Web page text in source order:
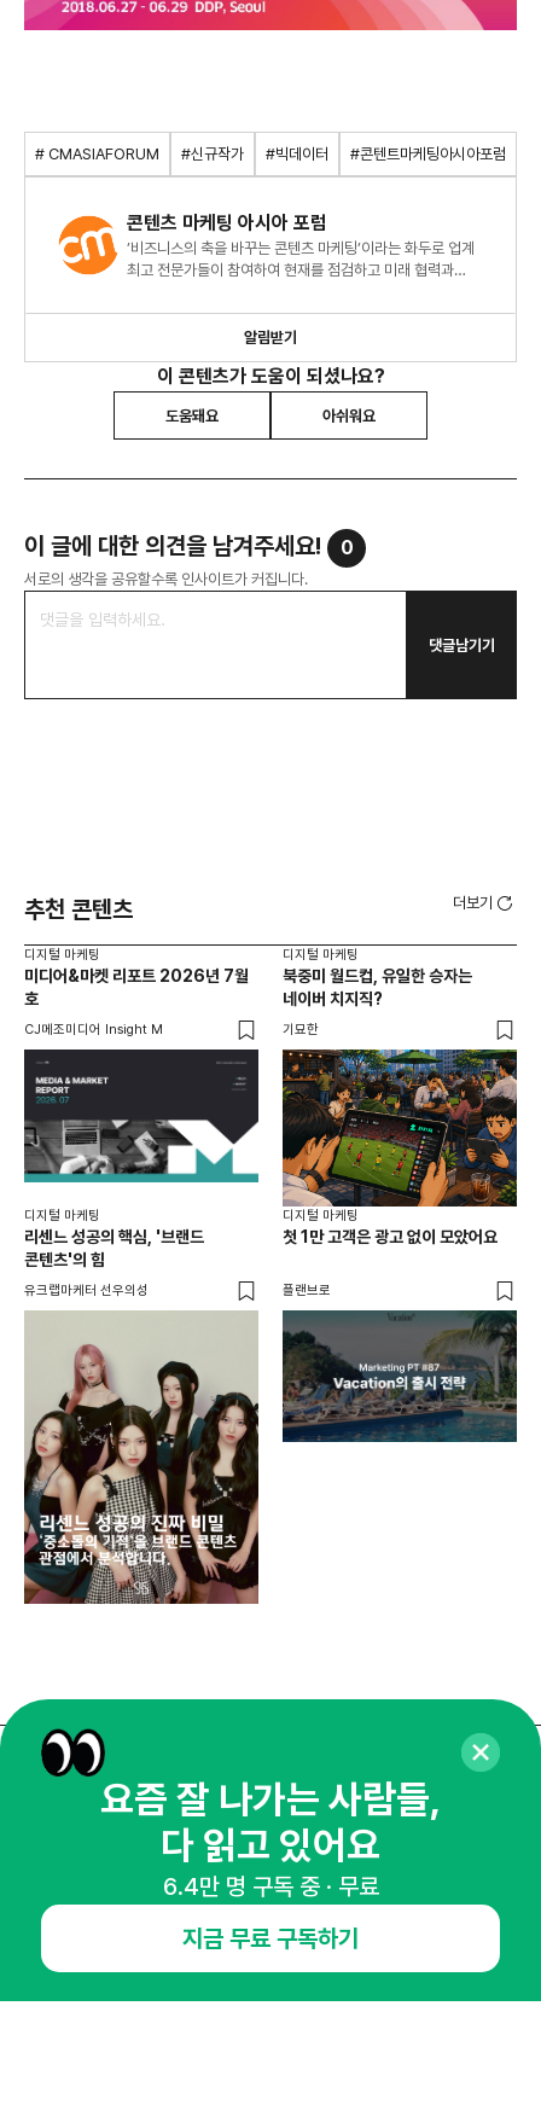
# CMASIAFORUM #신규작가 #빅데이터 #콘텐트마케팅아시아포럼
콘텐츠 마케팅 아시아 포럼
’비즈니스의 축을 바꾸는 콘텐츠 마케팅’이라는 화두로 업계
최고 전문가들이 참여하여 현재를 점검하고 미래 협력과
알림받기
이 콘텐츠가 도움이 되셨나요?
도움돼요 아쉬워요
이 글에 대한 의견을 남겨주세요! 0
서로의 생각을 공유할수록 인사이트가 커집니다.
댓글남기기
추천 콘텐츠 더보기
디지털 마케팅
미디어&마켓 리포트 2026년 7월
호
CJ메조미디어 Insight M
디지털 마케팅
북중미 월드컵, 유일한 승자는
네이버 치지직?
기묘한
디지털 마케팅
리센느 성공의 핵심, '브랜드
콘텐츠'의 힘
유크랩마케터 선우의성
디지털 마케팅
첫 1만 고객은 광고 없이 모았어요
플랜브로
매주 화요일 아침,
마케팅 감각을 깨워 드릴게요!
65,043명의 마케터를 성장시키는 뉴스레터
요즘 잘 나가는 사람들,
다 읽고 있어요
6.4만 명 구독 중 · 무료
지금 무료 구독하기